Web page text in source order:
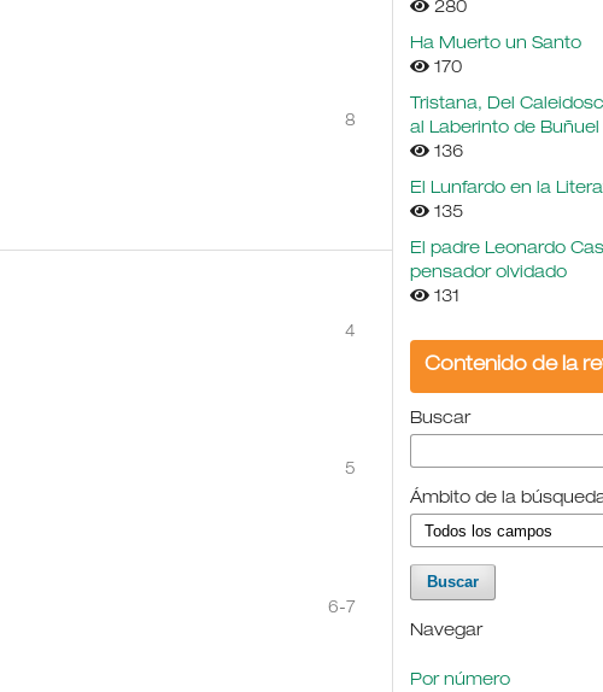
8
4
5
6-7
280
Ha Muerto un Santo
170
Tristana, Del
al Laberinto de Buñuel
136
El Lunfardo en la
135
El padre Leonardo
pensador olvidado
131
Contenido de la
Buscar
Ámbito de la
Navegar
Por número